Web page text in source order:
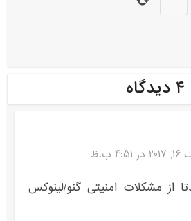
۴ دیدگاه
ب.ظ
از مشکلات امنیتی گنو/لینوکس